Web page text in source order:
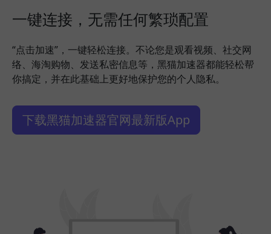
一键连接，无需任何繁琐配置
“点击加速”，一键轻松连接。不论您是观看视频、社交网
络、海淘购物、发送私密信息等，黑猫加速器都能轻松帮
你搞定，并在此基础上更好地保护您的个人隐私。
下载黑猫加速器官网最新版App